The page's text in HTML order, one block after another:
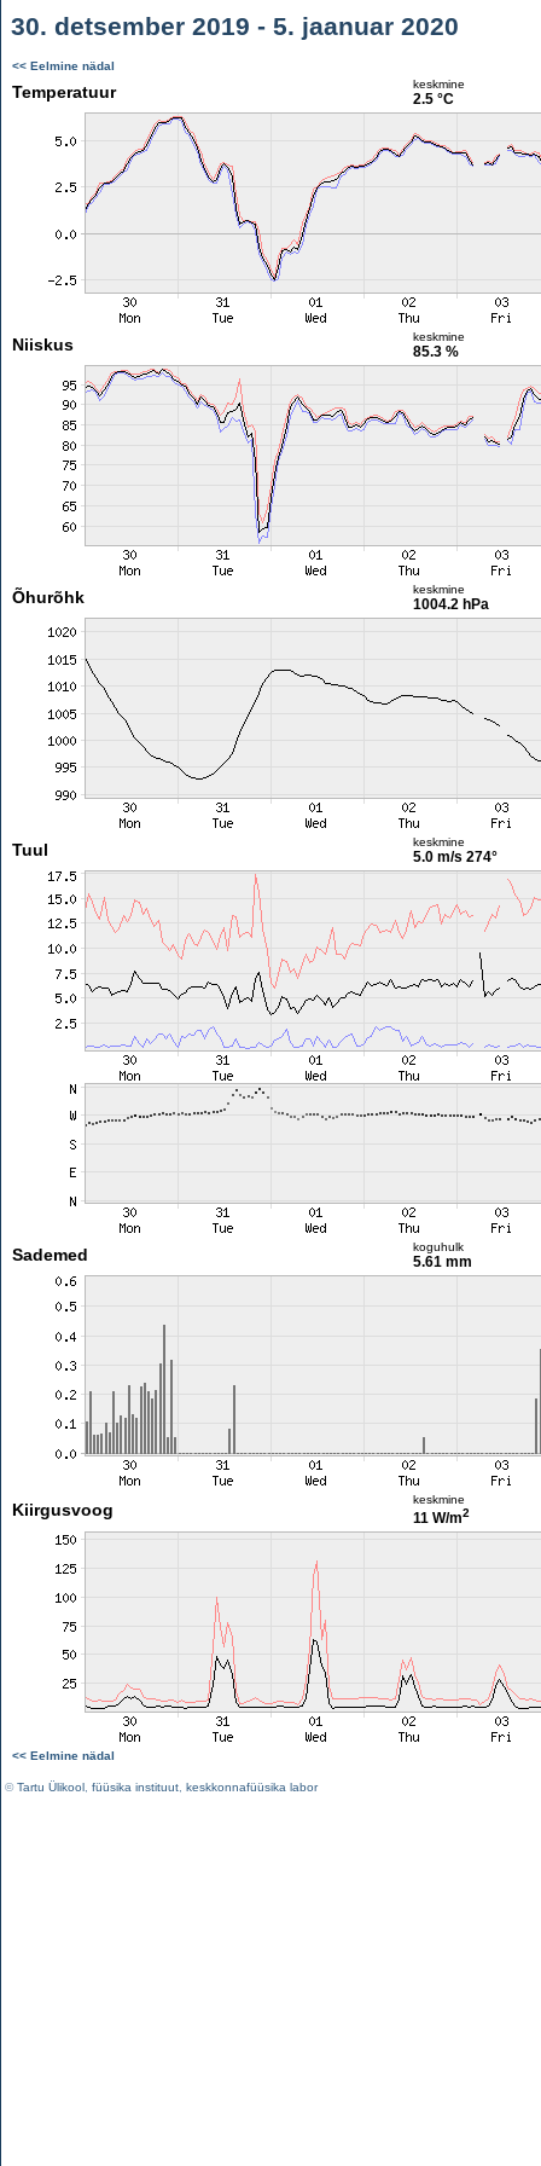
30. detsember 2019 - 5. jaanuar 2020
<< Eelmine nädal
Temperatuur keskmine
2.5 °C
Niiskus keskmine
85.3 %
Õhurõhk keskmine
1004.2 hPa
Tuul keskmine
5.0 m/s 274°
Sademed koguhulk
5.61 mm
Kiirgusvoog
keskmine
11 W/m2
<< Eelmine nädal
©Tartu Ülikool füüsika instituut keskkonnafüüsika labor